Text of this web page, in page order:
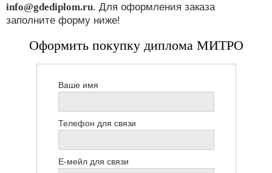
info@gdediplom.ru. Для оформления заказа
заполните форму ниже!
Оформить покупку диплома МИТРО
Ваше имя
Телефон для связи
Е-мейл для связи